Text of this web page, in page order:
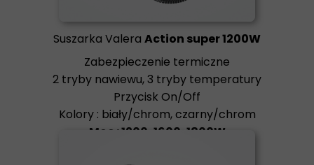
Suszarka Valera Action super 1200W
Zabezpieczenie termiczne
2 tryby nawiewu, 3 tryby temperatury
Przycisk On/Off
Kolory : biały/chrom, czarny/chrom
Moc : 1200, 1600, 1800W